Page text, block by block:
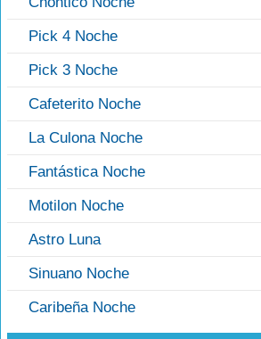
Pick 4 Noche
Pick 3 Noche
Cafeterito Noche
La Culona Noche
Fantástica Noche
Motilon Noche
Astro Luna
Sinuano Noche
Caribeña Noche